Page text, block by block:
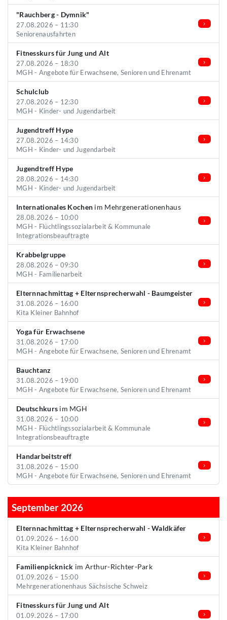
"Rauchberg - Dymnik"
27.08.2026 – 11:30
Seniorenausfahrten
Fitnesskurs für Jung und Alt
27.08.2026 – 18:30
MGH - Angebote für Erwachsene, Senioren und Ehrenamt
Schulclub
27.08.2026 – 12:30
MGH - Kinder- und Jugendarbeit
Jugendtreff Hype
27.08.2026 – 14:30
MGH - Kinder- und Jugendarbeit
Jugendtreff Hype
28.08.2026 – 14:30
MGH - Kinder- und Jugendarbeit
Internationales Kochen im Mehrgenerationenhaus
28.08.2026 – 10:00
MGH - Flüchtlingssozialarbeit & Kommunale
Integrationsbeauftragte
Krabbelgruppe
28.08.2026 – 09:30
MGH - Familienarbeit
Elternnachmittag + Elternsprecherwahl - Baumgeister
31.08.2026 – 16:00
Kita Kleiner Bahnhof
Yoga für Erwachsene
31.08.2026 – 17:00
MGH - Angebote für Erwachsene, Senioren und Ehrenamt
Bauchtanz
31.08.2026 – 19:00
MGH - Angebote für Erwachsene, Senioren und Ehrenamt
Deutschkurs im MGH
31.08.2026 – 10:00
MGH - Flüchtlingssozialarbeit & Kommunale
Integrationsbeauftragte
Handarbeitstreff
31.08.2026 – 15:00
MGH - Angebote für Erwachsene, Senioren und Ehrenamt
September 2026
Elternnachmittag + Elternsprecherwahl - Waldkäfer
01.09.2026 – 16:00
Kita Kleiner Bahnhof
Familienpicknick im Arthur-Richter-Park
01.09.2026 – 15:00
Mehrgenerationenhaus Sächsische Schweiz
Fitnesskurs für Jung und Alt
01.09.2026 – 17:00